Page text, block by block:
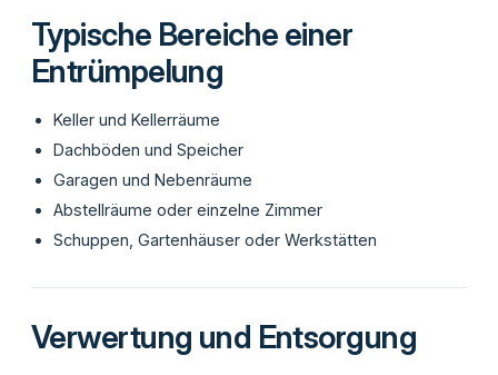
Typische Bereiche einer
Entrümpelung
Keller und Kellerräume
Dachböden und Speicher
Garagen und Nebenräume
Abstellräume oder einzelne Zimmer
Schuppen, Gartenhäuser oder Werkstätten
Verwertung und Entsorgung